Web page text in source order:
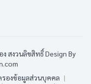
สงวนลิขสิทธิ์Design By
รองข้อมูลส่วนบุคคล |